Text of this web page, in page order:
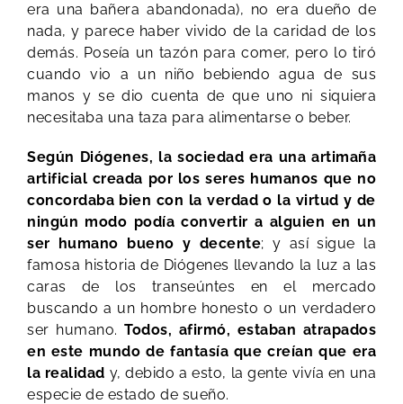
era una bañera abandonada), no era dueño de
nada, y parece haber vivido de la caridad de los
demás. Poseía un tazón para comer, pero lo tiró
cuando vio a un niño bebiendo agua de sus
manos y se dio cuenta de que uno ni siquiera
necesitaba una taza para alimentarse o beber.
Según Diógenes, la sociedad era una artimaña
artificial creada por los seres humanos que no
concordaba bien con la verdad o la virtud y de
ningún modo podía convertir a alguien en un
ser humano bueno y decente; y así sigue la
famosa historia de Diógenes llevando la luz a las
caras de los transeúntes en el mercado
buscando a un hombre honesto o un verdadero
ser humano. Todos, afirmó, estaban atrapados
en este mundo de fantasía que creían que era
la realidad y, debido a esto, la gente vivía en una
especie de estado de sueño.